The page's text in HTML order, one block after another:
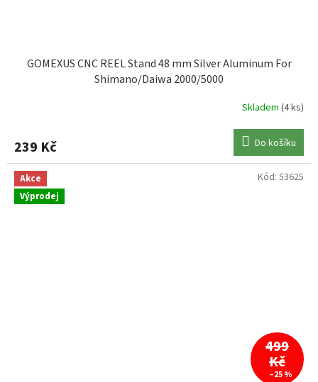
GOMEXUS CNC REEL Stand 48 mm Silver Aluminum For
Shimano/Daiwa 2000/5000
Skladem (4 ks)
239 Kč Do košíku
Akce
Výprodej
499
Kč
–25 %
Kód: 53625